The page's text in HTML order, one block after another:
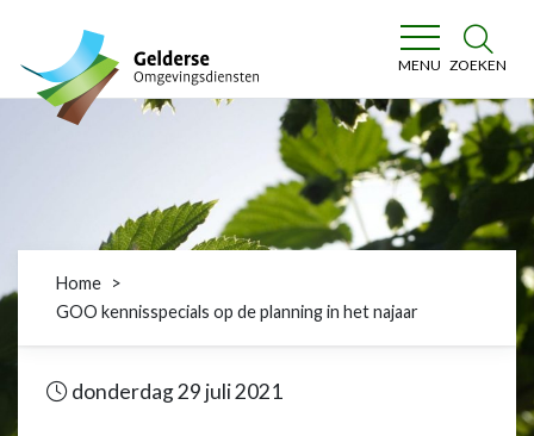
Gelderse Omgevingsdiensten
MENU ZOEKEN
Home
GOO kennisspecials op de planning in het najaar
donderdag 29 juli 2021